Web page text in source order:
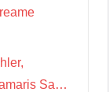
Sa…